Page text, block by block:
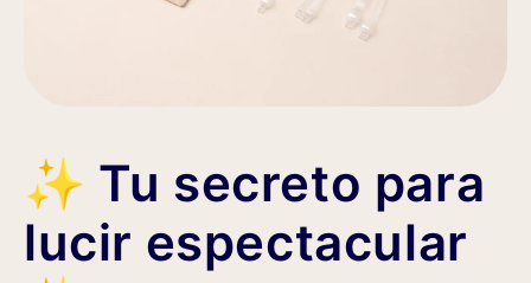
✨ Tu secreto para
lucir espectacular